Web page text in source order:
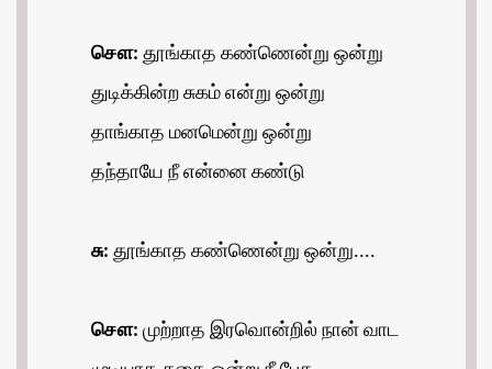
சௌ: தூங்காத கண்ணென்று ஒன்று
துடிக்கின்ற சுகம் என்று ஒன்று
தாங்காத மனமென்று ஒன்று
தந்தாயே நீ என்னை கண்டு
சு: தூங்காத கண்ணென்று ஒன்று....
சௌ: முற்றாத இரவொன்றில் நான் வாட